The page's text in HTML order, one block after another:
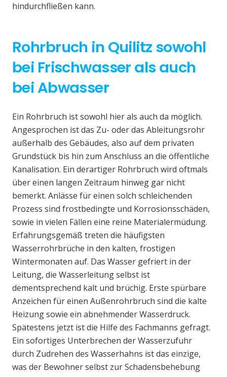
hindurchfließen kann.
Rohrbruch in Quilitz sowohl
bei Frischwasser als auch
bei Abwasser
Ein Rohrbruch ist sowohl hier als auch da möglich.
Angesprochen ist das Zu- oder das Ableitungsrohr
außerhalb des Gebäudes, also auf dem privaten
Grundstück bis hin zum Anschluss an die öffentliche
Kanalisation. Ein derartiger Rohrbruch wird oftmals
über einen langen Zeitraum hinweg gar nicht
bemerkt. Anlässe für einen solch schleichenden
Prozess sind frostbedingte und Korrosionsschäden,
sowie in vielen Fällen eine reine Materialermüdung.
Erfahrungsgemäß treten die häufigsten
Wasserrohrbrüche in den kalten, frostigen
Wintermonaten auf. Das Wasser gefriert in der
Leitung, die Wasserleitung selbst ist
dementsprechend kalt und brüchig. Erste spürbare
Anzeichen für einen Außenrohrbruch sind die kalte
Heizung sowie ein abnehmender Wasserdruck.
Spätestens jetzt ist die Hilfe des Fachmanns gefragt.
Ein sofortiges Unterbrechen der Wasserzufuhr
durch Zudrehen des Wasserhahns ist das einzige,
was der Bewohner selbst zur Schadensbehebung